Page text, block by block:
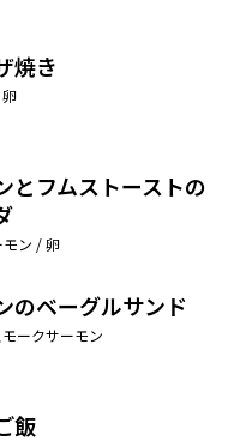
焼き
とフムストーストの
モン / 卵
のベーグルサンド
ークサーモン
飯